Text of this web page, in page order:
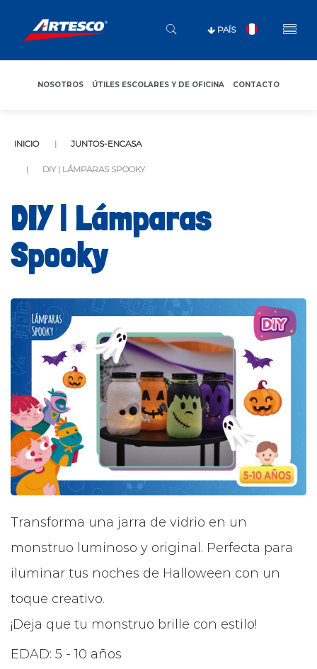
PAÍS
NOSOTROS ÚTILES ESCOLARES Y DE OFICINA CONTACTO
INICIO JUNTOS-ENCASA
DIY | LÁMPARAS SPOOKY
DIY | Lámparas
Spooky
Transforma una jarra de vidrio en un
monstruo luminoso y original. Perfecta para
iluminar tus noches de Halloween con un
toque creativo.
¡Deja que tu monstruo brille con estilo!
EDAD: 5 - 10 años